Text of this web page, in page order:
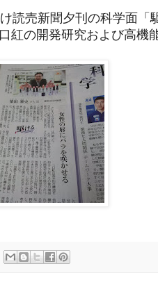
読売新聞夕刊の科学面「
紅の開発研究および高機